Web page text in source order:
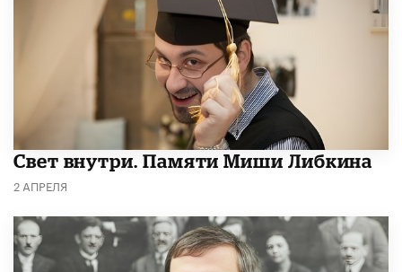
​Свет внутри. Памяти Миши Либкина
2 АПРЕЛЯ